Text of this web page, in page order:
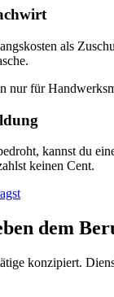
als
nur für
kannst du
keinen Cent.
dem
konzipiert.